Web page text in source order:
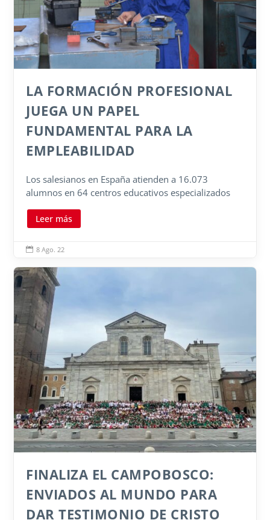
LA FORMACIÓN PROFESIONAL
JUEGA UN PAPEL
FUNDAMENTAL PARA LA
EMPLEABILIDAD
Los salesianos en España atienden a 16.073
alumnos en 64 centros educativos especializados
Leer más
 8 Ago. 22
FINALIZA EL CAMPOBOSCO:
ENVIADOS AL MUNDO PARA
DAR TESTIMONIO DE CRISTO